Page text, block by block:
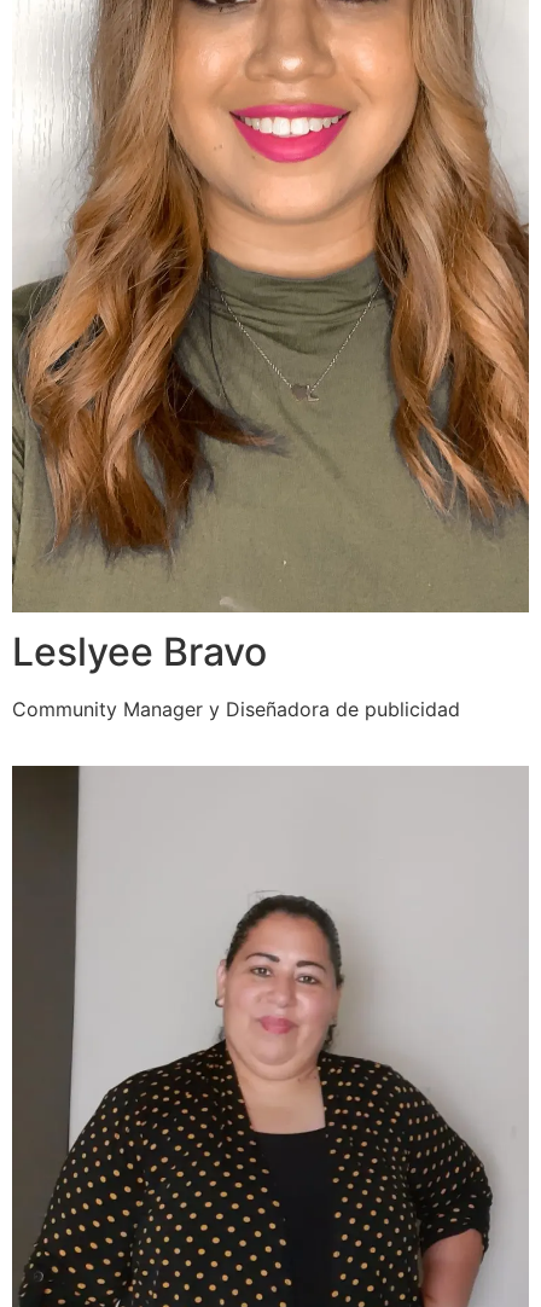
Leslyee Bravo
Community Manager y Diseñadora de publicidad